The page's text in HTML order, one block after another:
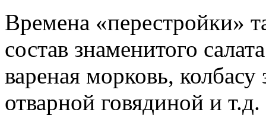
Времена «перестройки»
состав знаменитого
вареная морковь, колбасу
отварной говядиной и т.д.